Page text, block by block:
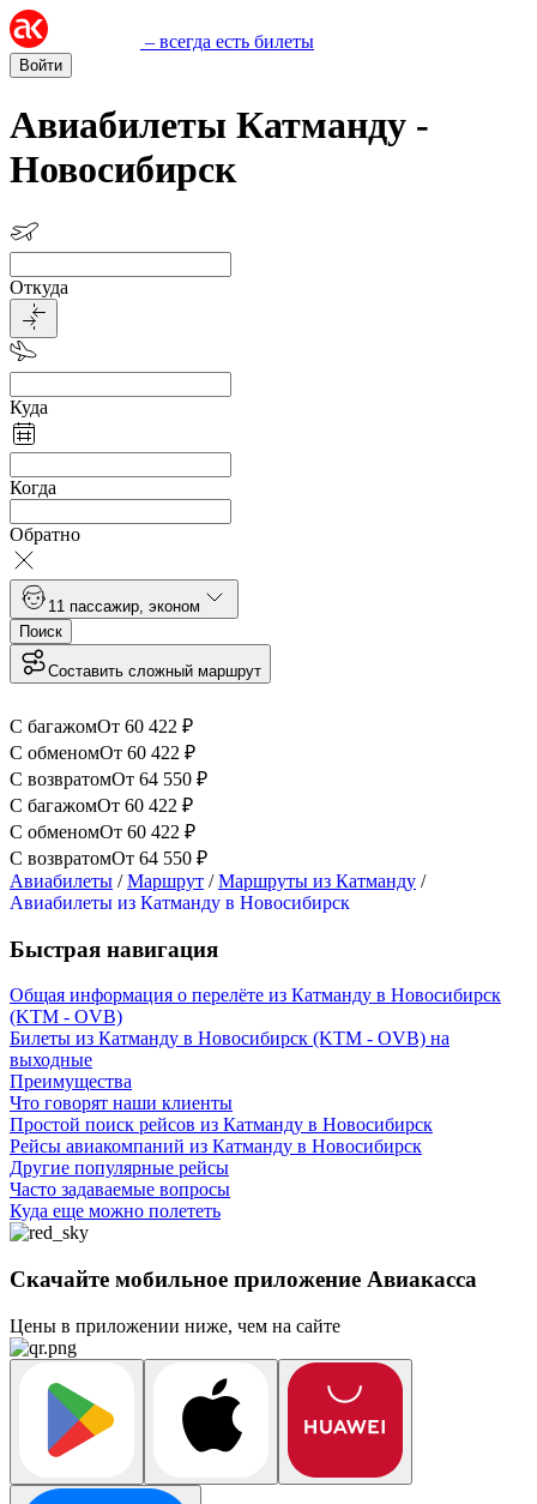
– всегда есть билеты
Войти
Авиабилеты Катманду -
Новосибирск
Откуда
Куда
Когда
Обратно
1 1 пассажир эконом
Поиск
Составить сложный маршрут
С багажомОт 60 422 ₽
С обменомОт 60 422 ₽
С возвратомОт 64 550 ₽
С багажомОт 60 422 ₽
С обменомОт 60 422 ₽
С возвратомОт 64 550 ₽
Авиабилеты /Маршрут /Маршруты из Катманду /
Авиабилеты из Катманду в Новосибирск
Быстрая навигация
Общая информация о перелёте из Катманду в Новосибирск
(KTM - OVB)
Билеты из Катманду в Новосибирск (KTM - OVB) на
выходные
Преимущества
Что говорят наши клиенты
Простой поиск рейсов из Катманду в Новосибирск
Рейсы авиакомпаний из Катманду в Новосибирск
Другие популярные рейсы
Часто задаваемые вопросы
Куда еще можно полететь
Скачайте мобильное приложение Авиакасса
Цены в приложении ниже, чем на сайте